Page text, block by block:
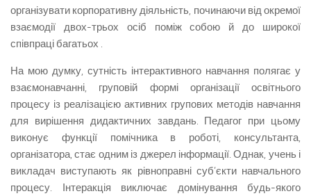
організувати корпоративну діяльність, починаючи від окремої
взаємодії двох-трьох осіб поміж собою й до широкої
співпраці багатьох .
На мою думку, сутність інтерактивного навчання полягає у
взаємонавчанні, груповій формі організації освітнього
процесу із реалізацією активних групових методів навчання
для вирішення дидактичних завдань. Педагог при цьому
виконує функції помічника в роботі, консультанта,
організатора, стає одним із джерел інформації. Однак, учень і
викладач виступають як рівноправні суб’єкти навчального
процесу. Інтеракція виключає домінування будь-якого